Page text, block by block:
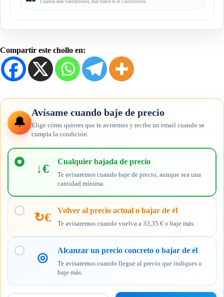
Cuantas más valoraciones, más fiable es el CholloScore.
Compartir este chollo en:
🔔
Avísame cuando baje de precio
Elige cómo quieres que te avisemos y recibe un email cuando se
cumpla la condición.
Elige
cuándo
quieres
aviso
↓€
Cualquier bajada de precio
Te avisaremos cuando baje de precio, aunque sea una
cantidad mínima.
↻€
Volver al precio actual o bajar de él
Te avisaremos cuando vuelva a 33,35 € o baje más.
◎
Alcanzar un precio concreto o bajar de él
Te avisaremos cuando llegue al precio que indiques o
baje más.